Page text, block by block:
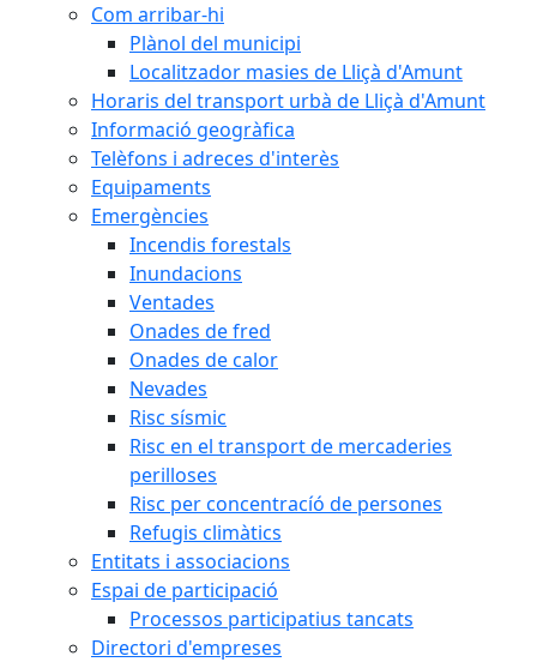
Com arribar-hi
Plànol del municipi
Localitzador masies de Lliçà d'Amunt
Horaris del transport urbà de Lliçà d'Amunt
Informació geogràfica
Telèfons i adreces d'interès
Equipaments
Emergències
Incendis forestals
Inundacions
Ventades
Onades de fred
Onades de calor
Nevades
Risc sísmic
Risc en el transport de mercaderies
perilloses
Risc per concentracíó de persones
Refugis climàtics
Entitats i associacions
Espai de participació
Processos participatius tancats
Directori d'empreses